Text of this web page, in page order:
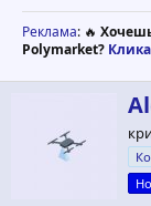
Реклама: 🔥
Polymarket?
А
в
т
р